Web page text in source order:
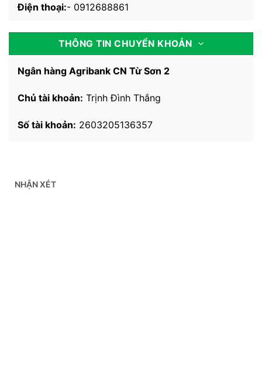
Điện thoại:- 0912688861
THÔNG TIN CHUYỂN KHOẢN
Ngân hàng Agribank CN Từ Sơn 2
Chủ tài khoản: Trịnh Đình Thắng
Số tài khoản: 2603205136357
NHẬN XÉT